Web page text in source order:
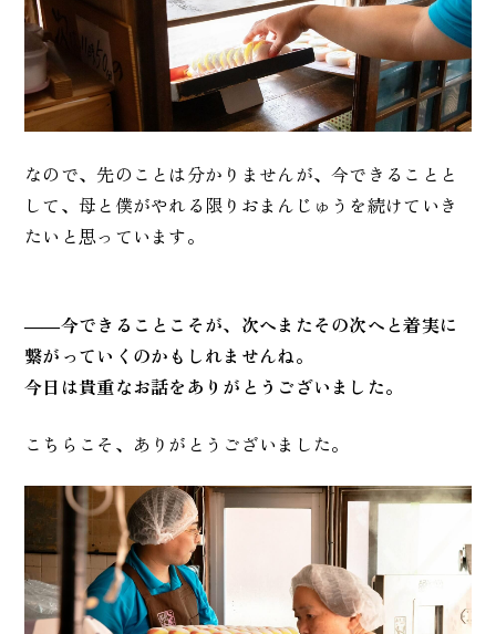
なので、先のことは分かりませんが、今できることと
して、母と僕がやれる限りおまんじゅうを続けていき
たいと思っています。
――今できることこそが、次へまたその次へと着実に
繋がっていくのかもしれませんね。
今日は貴重なお話をありがとうございました。
こちらこそ、ありがとうございました。